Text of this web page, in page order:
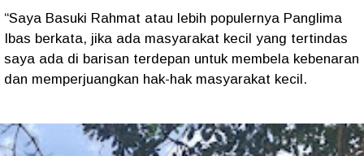
“Saya Basuki Rahmat atau lebih populernya Panglima
Ibas berkata, jika ada masyarakat kecil yang tertindas
saya ada di barisan terdepan untuk membela kebenaran
dan memperjuangkan hak-hak masyarakat kecil.